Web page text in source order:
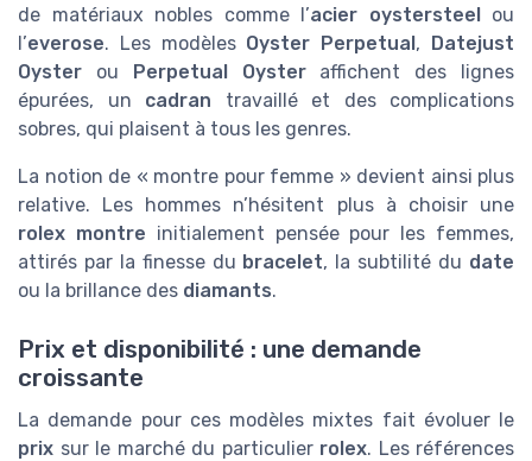
de matériaux nobles comme l’acier oystersteel
ou
l’everose. Les modèles Oyster Perpetual ,
Datejust
Oyster ou Perpetual Oysteraffichent des lignes
épurées, un cadran travaillé et des complications
sobres, qui plaisent à tous les genres.
La notion de « montre pour femme » devient ainsi plus
relative. Les hommes n’hésitent plus à choisir une
rolex montre initialement pensée pour les femmes,
attirés par la finesse du bracelet, la subtilité du date
ou la brillance des diamants.
Prix et disponibilité : une demande
croissante
La demande pour ces modèles mixtes fait évoluer le
prix sur le marché du particulier rolex. Les références